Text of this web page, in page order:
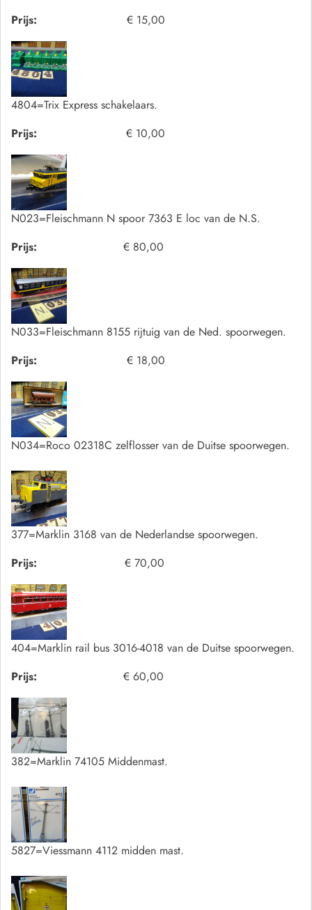
Prijs:
€ 15,00
4804=Trix Express schakelaars.
Prijs:
€ 10,00
N023=Fleischmann N spoor 7363 E loc van de N.S.
Prijs:
€ 80,00
N033=Fleischmann 8155 rijtuig van de Ned. spoorwegen.
Prijs:
€ 18,00
N034=Roco 02318C zelflosser van de Duitse spoorwegen.
377=Marklin 3168 van de Nederlandse spoorwegen.
Prijs:
€ 70,00
404=Marklin rail bus 3016-4018 van de Duitse spoorwegen.
Prijs:
€ 60,00
382=Marklin 74105 Middenmast.
5827=Viessmann 4112 midden mast.